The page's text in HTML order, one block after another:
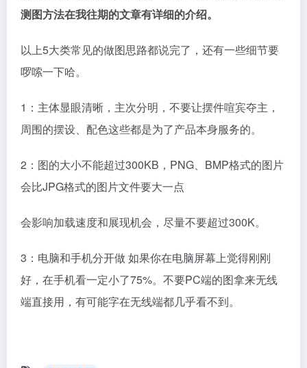
3：电脑和手机分开做 如果你在电脑屏幕上觉得刚刚
端直接用，有可能字在无线端都几乎看不到。
技术教程
文章版权归作者所有，未经允许请勿转载。
上一篇 下一篇
暂无评论